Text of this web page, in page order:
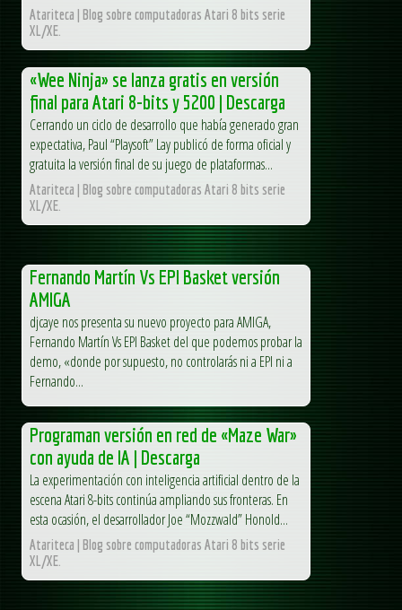
Atariteca | Blog sobre computadoras Atari 8 bits serie
XL/XE.
«Wee Ninja» se lanza gratis en versión
final para Atari 8-bits y 5200 | Descarga
Cerrando un ciclo de desarrollo que había generado gran
expectativa, Paul “Playsoft” Lay publicó de forma oficial y
gratuita la versión final de su juego de plataformas...
Atariteca | Blog sobre computadoras Atari 8 bits serie
XL/XE.
Fernando Martín Vs EPI Basket versión
AMIGA
djcaye nos presenta su nuevo proyecto para AMIGA,
Fernando Martín Vs EPI Basket del que podemos probar la
demo, «donde por supuesto, no controlarás ni a EPI ni a
Fernando...
Programan versión en red de «Maze War»
con ayuda de IA | Descarga
La experimentación con inteligencia artificial dentro de la
escena Atari 8-bits continúa ampliando sus fronteras. En
esta ocasión, el desarrollador Joe “Mozzwald” Honold...
Atariteca | Blog sobre computadoras Atari 8 bits serie
XL/XE.